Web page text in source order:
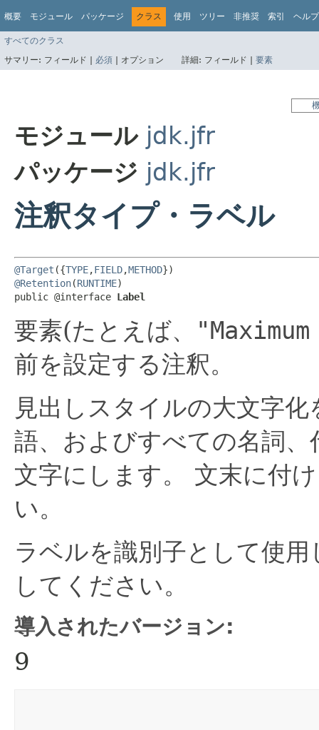
概要 モジュール パッケージ クラス 使用 ツリー 非推奨 索引 ヘルプ
すべてのクラス
サマリー: フィールド | 必須 | オプション 詳細: フィールド | 要素
モジュール jdk.jfr
パッケージ jdk.jfr
注釈タイプ・ラベル
@Target ({TYPE,FIELD,METHOD
@Retention(RUNTIME)
public @interface Label
要素(たとえば、
前を設定する注釈。
見出しスタイルの大文字
語、およびすべての名詞
文字にします。
文末に付
い。
ラベルを識別子として使
してください。
導入されたバージョン:
9